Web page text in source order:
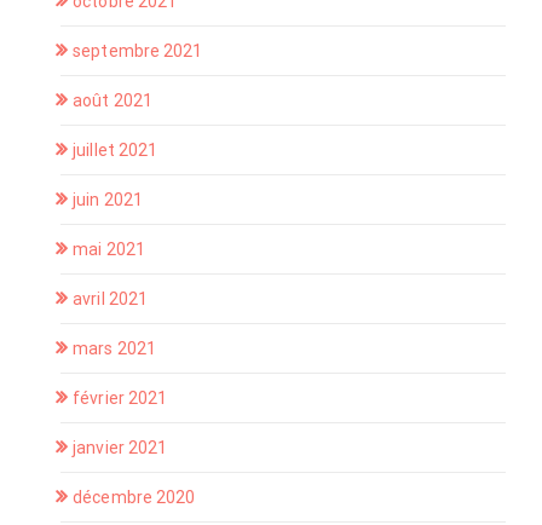
septembre 2021
août 2021
juillet 2021
juin 2021
mai 2021
avril 2021
mars 2021
février 2021
janvier 2021
décembre 2020